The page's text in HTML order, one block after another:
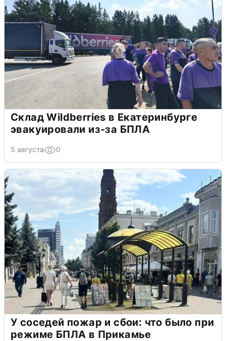
Склад Wildberries в Екатеринбурге
эвакуировали из-за БПЛА
5 августа 0
У соседей пожар и сбои: что было при
режиме БПЛА в Прикамье